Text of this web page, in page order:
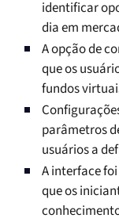
identificar
dia em
A opção de
que os
fundos
parâmetros
usuários a
A interface
que os